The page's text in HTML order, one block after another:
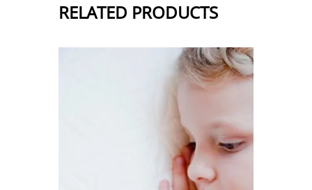
RELATED PRODUCTS